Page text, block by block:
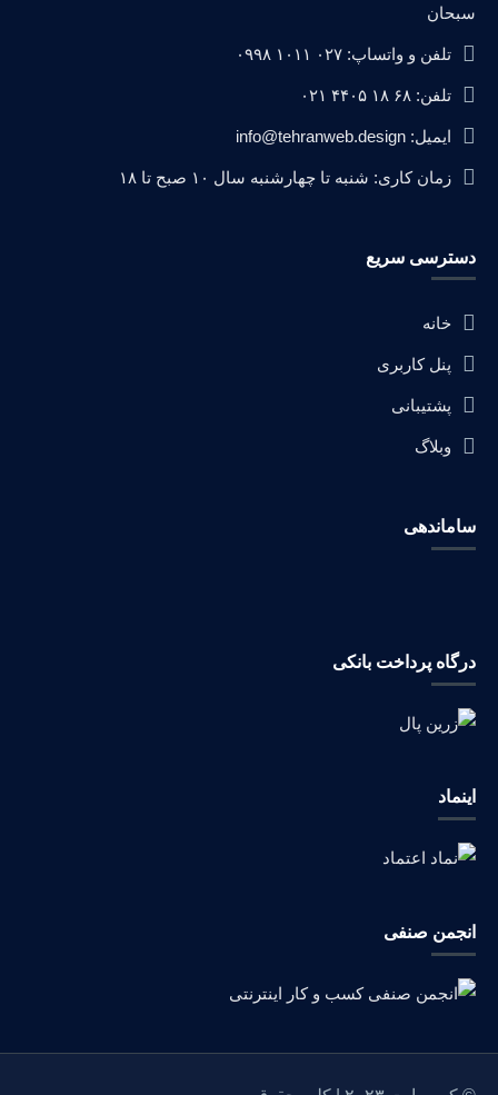
سبحان
تلفن و واتساپ: ۰۲۷ ۱۰۱۱ ۰۹۹۸
تلفن: ۶۸ ۱۸ ۴۴۰۵ ۰۲۱
ایمیل: info@tehranweb.design
زمان کاری: شنبه تا چهارشنبه سال ۱۰ صبح تا ۱۸
دسترسی سریع
خانه
پنل کاربری
پشتیبانی
وبلاگ
ساماندهی
درگاه پرداخت بانکی
اینماد
انجمن صنفی